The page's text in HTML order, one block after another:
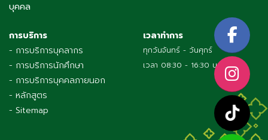
บุคคล
การบริการ
- การบริการบุคลากร
- การบริการนักศึกษา
- การบริการบุคคลภายนอก
- หลักสูตร
- Sitemap
เวลาทำการ
ทุกวันจันทร์ - วันศุกร์
เวลา 08:30 - 16:30 น.